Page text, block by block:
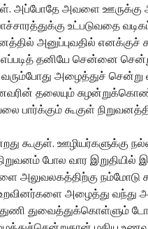
அப்போதே அவளை ஊருக்கு
உட்படுவதை
அனுப்புவதில் எனக்குச்
தனியே சென்னை
வரும்போது அழைத்துச்
தலையும்
பார்க்கும் கூகுள்
கூகுள். ஊழியர்களுக்கு
போல வார
அலுவலகத்திற்கு நம்மோடு
அழைத்து வந்து
துவைத்துக்கொள்ளும் டோபி